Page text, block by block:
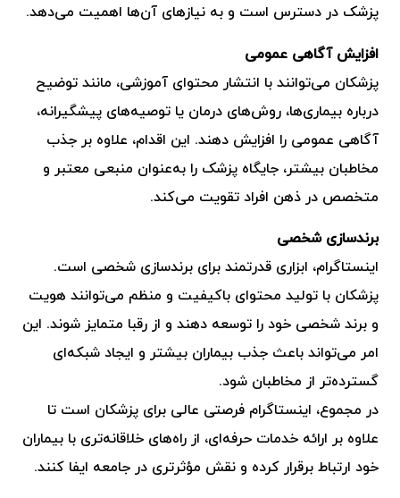
پزشک در دسترس است و به نیازهای آن‌ها اهمیت می‌دهد.
افزایش آگاهی عمومی
پزشکان می‌توانند با انتشار محتوای آموزشی، مانند توضیح
درباره بیماری‌ها، روش‌های درمان یا توصیه‌های پیشگیرانه،
آگاهی عمومی را افزایش دهند. این اقدام، علاوه بر جذب
مخاطبان بیشتر، جایگاه پزشک را به‌عنوان منبعی معتبر و
متخصص در ذهن افراد تقویت می‌کند.
برندسازی شخصی
اینستاگرام، ابزاری قدرتمند برای برندسازی شخصی است.
پزشکان با تولید محتوای باکیفیت و منظم می‌توانند هویت
و برند شخصی خود را توسعه دهند و از رقبا متمایز شوند. این
امر می‌تواند باعث جذب بیماران بیشتر و ایجاد شبکه‌ای
گسترده‌تر از مخاطبان شود.
در مجموع، اینستاگرام فرصتی عالی برای پزشکان است تا
علاوه بر ارائه خدمات حرفه‌ای، از راه‌های خلاقانه‌تری با بیماران
خود ارتباط برقرار کرده و نقش مؤثرتری در جامعه ایفا کنند.